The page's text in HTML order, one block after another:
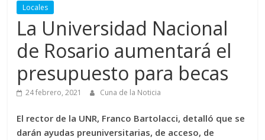
Locales
La Universidad Nacional
de Rosario aumentará el
presupuesto para becas
24 febrero, 2021 Cuna de la Noticia
El rector de la UNR, Franco Bartolacci, detalló que se
darán ayudas preuniversitarias, de acceso, de